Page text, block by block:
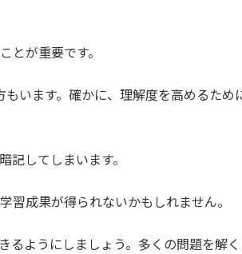
とが重要です。
います。確かに、理解度を高めるため
してしまいます。
習成果が得られないかもしれません。
るようにしましょう。多くの問題を解く